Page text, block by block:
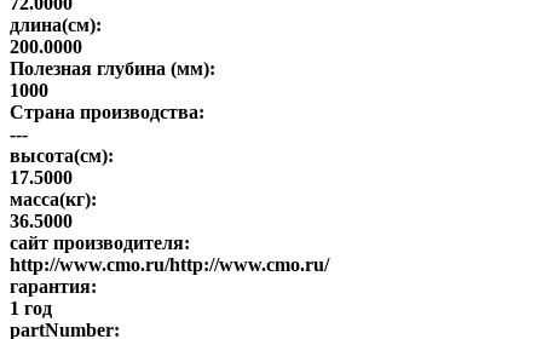
длина(см):
200.0000
Полезная глубина (мм):
1000
Страна производства:
---
высота(см):
17.5000
масса(кг):
36.5000
сайт производителя:
http://www.cmo.ru/http://www.cmo.ru/
гарантия:
1 год
partNumber: